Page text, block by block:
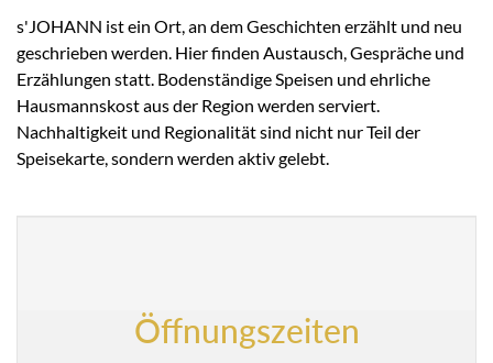
s'JOHANN ist ein Ort, an dem Geschichten erzählt und neu
geschrieben werden. Hier finden Austausch, Gespräche und
Erzählungen statt. Bodenständige Speisen und ehrliche
Hausmannskost aus der Region werden serviert.
Nachhaltigkeit und Regionalität sind nicht nur Teil der
Speisekarte, sondern werden aktiv gelebt.
Öffnungszeiten